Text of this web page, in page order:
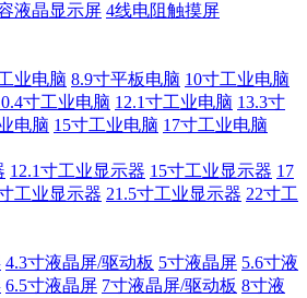
液晶显示屏 4线电阻触摸屏
业电脑 8.9寸平板电脑 10寸工业电脑
寸工业电脑 12.1寸工业电脑 13.3寸
电脑 15寸工业电脑 17寸工业电脑
12.1寸工业显示器 15寸工业显示器 17
工业显示器 21.5寸工业显示器 22寸工
4.3寸液晶屏/驱动板 5寸液晶屏 5.6寸液
6.5寸液晶屏 7寸液晶屏/驱动板 8寸液